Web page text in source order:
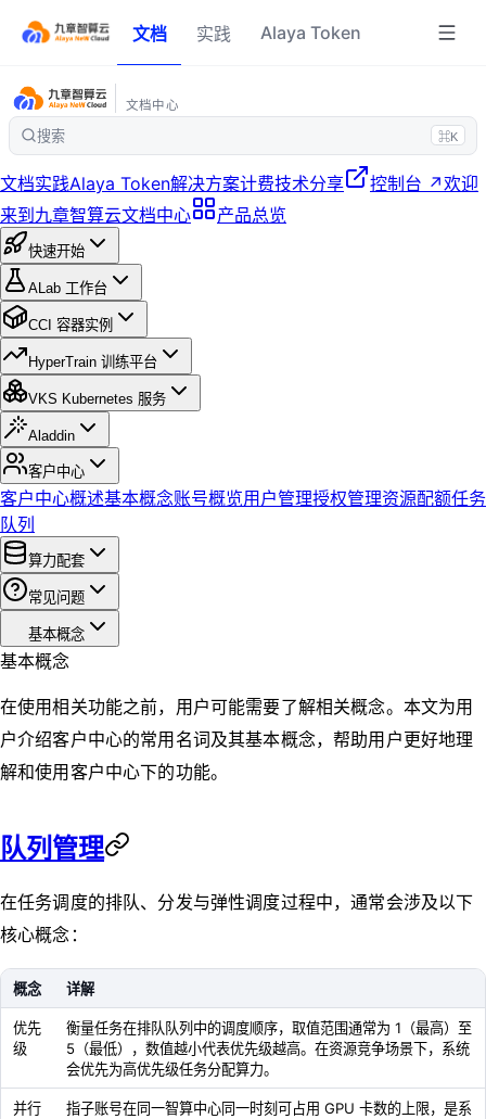
文档 实践 Alaya Token
文档中心
搜索 ⌘K
文档实践Alaya Token解决方案计费技术分享 控制台 ↗欢迎
来到九章智算云文档中心
产品总览
快速开始
ALab 工作台
CCI 容器实例
HyperTrain 训练平台
VKS Kubernetes 服务
Aladdin
客户中心
客户中心概述基本概念账号概览用户管理授权管理资源配额任务
队列
算力配套
常见问题
基本概念
基本概念
在使用相关功能之前，用户可能需要了解相关概念。本文为用
户介绍客户中心的常用名词及其基本概念，帮助用户更好地理
解和使用客户中心下的功能。
队列管理
在任务调度的排队、分发与弹性调度过程中，通常会涉及以下
核心概念：
概念 详解
优先
级
衡量任务在排队队列中的调度顺序，取值范围通常为 1（最高）至
5（最低），数值越小代表优先级越高。在资源竞争场景下，系统
会优先为高优先级任务分配算力。
并行
指子账号在同一智算中心同一时刻可占用 GPU 卡数的上限，是系